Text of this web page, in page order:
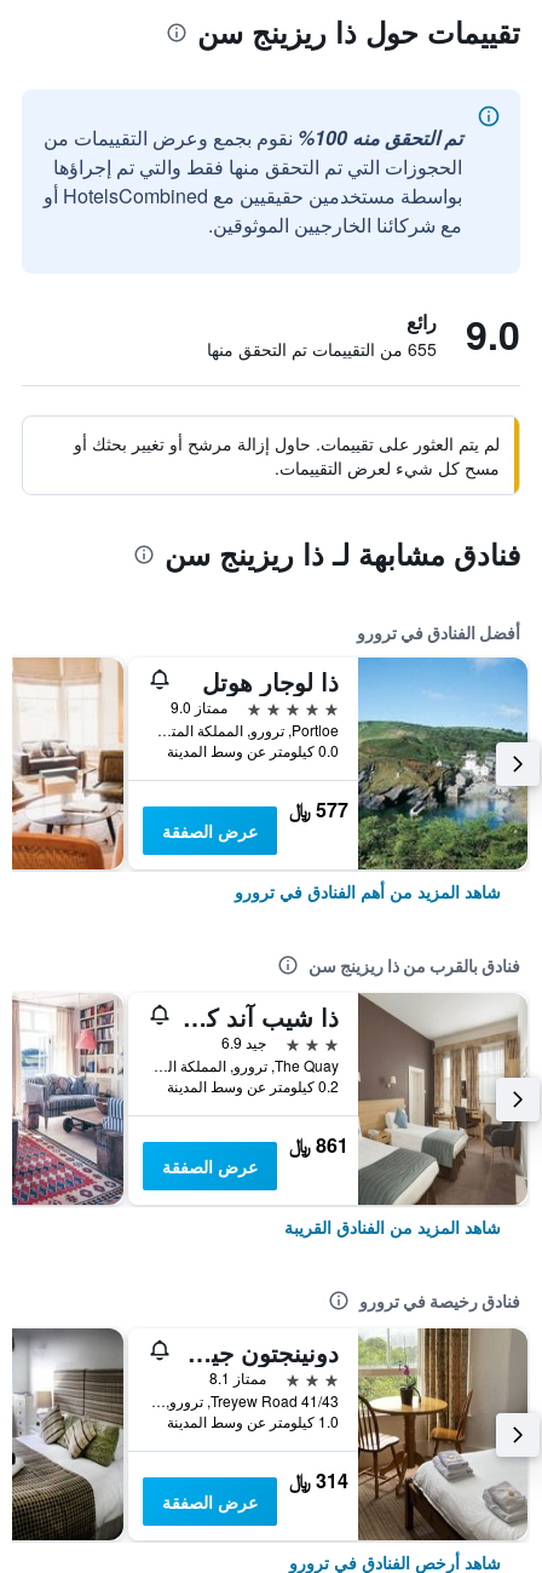
تقييمات حول ذا ريزينج سن
تم التحقق منه 100%
نقوم بجمع وعرض التقييمات من
الحجوزات التي تم التحقق منها فقط والتي تم إجراؤها
بواسطة مستخدمين حقيقيين مع HotelsCombined أو
مع شركائنا الخارجيين الموثوقين.
9.0 رائع
655 من التقييمات تم التحقق منها
لم يتم العثور على تقييمات. حاول إزالة مرشح أو تغيير بحثك أو
مسح كل شيء لعرض التقييمات.
فنادق مشابهة لـ ذا ريزينج سن
أفضل الفنادق في ترورو
ذا لوجار هوتل
5 نجوم
ممتاز 9.0
Portloe, ترورو, المملكة المتحدة
0.0 كيلومتر عن وسط المدينة
577 ﷼
عرض الصفقة
شاهد المزيد من أهم الفنادق في ترورو
فنادق بالقرب من ذا ريزينج سن
ذا شيب آند كاسل
3 نجوم
جيد 6.9
The Quay, ترورو, المملكة المتحدة
0.2 كيلومتر عن وسط المدينة
861 ﷼
عرض الصفقة
شاهد المزيد من الفنادق القريبة
فنادق رخيصة في ترورو
دونينجتون جيست هاوس
3 نجوم
ممتاز 8.1
41/43 Treyew Road, ترورو, المملكة المتحدة
1.0 كيلومتر عن وسط المدينة
314 ﷼
عرض الصفقة
شاهد أرخص الفنادق في ترورو